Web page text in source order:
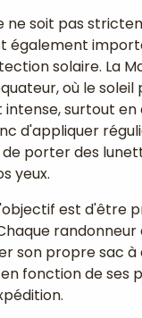
ne soit pas
également
solaire. La
où le
surtout en
d'appliquer
porter des
yeux.
est d'être
son propre sac à
fonction de ses